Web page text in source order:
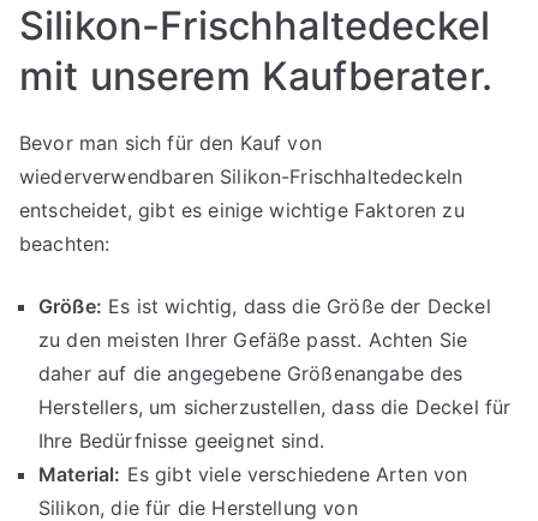
Silikon-Frischhaltedeckel
mit unserem Kaufberater.
Bevor man sich für den Kauf von
wiederverwendbaren Silikon-Frischhaltedeckeln
entscheidet, gibt es einige wichtige Faktoren zu
beachten:
Größe: Es ist wichtig, dass die Größe der Deckel
zu den meisten Ihrer Gefäße passt. Achten Sie
daher auf die angegebene Größenangabe des
Herstellers, um sicherzustellen, dass die Deckel für
Ihre Bedürfnisse geeignet sind.
Material: Es gibt viele verschiedene Arten von
Silikon, die für die Herstellung von